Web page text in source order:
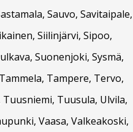
Sauvo, Savitaipale,
Siilinjärvi, Sipoo,
Suonenjoki, Sysmä,
Tampere, Tervo,
Tuusula, Ulvila,
Vaasa, Valkeakoski,